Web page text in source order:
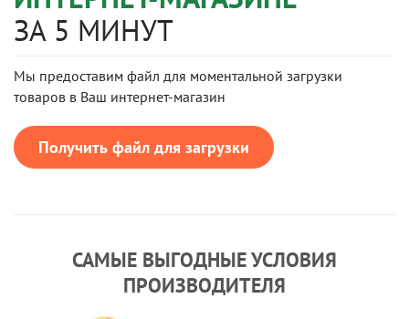
ЗА 5 МИНУТ
Мы предоставим файл для моментальной загрузки
товаров в Ваш интернет-магазин
Получить файл для загрузки
САМЫЕ ВЫГОДНЫЕ УСЛОВИЯ
ПРОИЗВОДИТЕЛЯ